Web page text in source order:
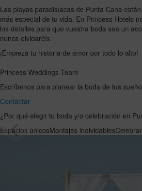
Las playas paradisíacas de Punta Cana
más especial de tu vida. En Princess Hotels
los detalles para que vuestra boda sea un
nunca olvidaréis.
¡Empieza tu historia de amor por todo lo alto!
Princess Weddings Team
Escríbenos para planear la boda de tus
Contactar
¿Por qué elegir tu boda y/o celebración en
Espacios únicosMontajes inolvidables